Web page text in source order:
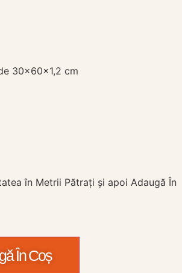
30x60x1,2 cm
în Metrii Pătrați și apoi Adaugă În
În Coș